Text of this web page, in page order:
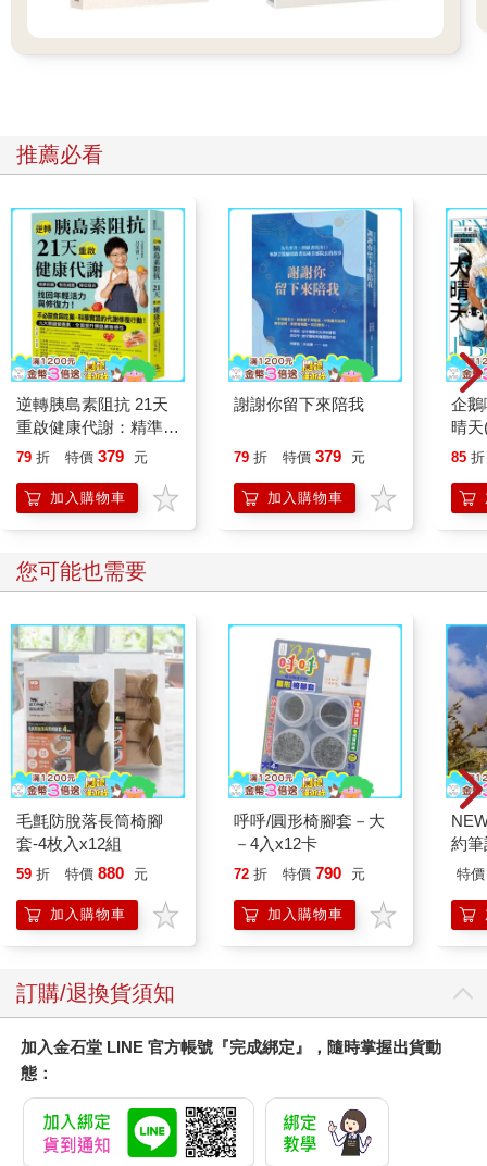
推薦必看
逆轉胰島素阻抗 21天
重啟健康代謝：精準控
糖、有效減重、降低發
復力！
79 折 特價 379 元
加入購物車
謝謝你留下來陪我
79 折 特價 379 元
加入購物車
企
晴天
「
85 折
您可能也需要
毛氈防脫落長筒椅腳
套-4枚入x12組
59 折 特價 880 元
加入購物車
呼呼/圓形椅腳套－大
－4入x12卡
72 折 特價 790 元
加入購物車
約
特價
訂購/退換貨須知
加入金石堂 LINE 官方帳號『完成綁定』，隨時掌握出貨動
態：